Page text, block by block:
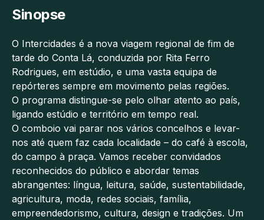
Sinopse
O Intercidades é a nova viagem regional de fim de
tarde do Conta Lá, conduzida por Rita Ferro
Rodrigues, em estúdio, e uma vasta equipa de
repórteres sempre em movimento pelas regiões.
O programa distingue-se pelo olhar atento ao país,
ligando estúdio e território em tempo real.
O comboio vai parar nos vários concelhos e levar-
nos até quem faz cada localidade – do café à escola,
do campo à praça. Vamos receber convidados
reconhecidos do público e abordar temas
abrangentes: língua, leitura, saúde, sustentabilidade,
agricultura, moda, redes sociais, família,
empreendedorismo, cultura, design e tradições. Um